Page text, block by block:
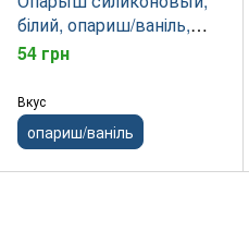
білий, опариш/ваніль,
Pop-Up, 2,5 г
54 грн
Вкус
опариш/ваніль